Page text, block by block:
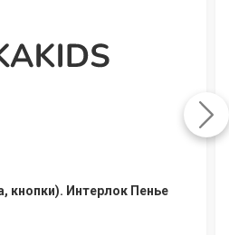
кнопки). Интерлок Пенье